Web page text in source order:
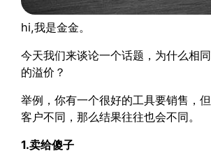
hi,我是金金。
今天我们来谈论一个话题，为什么相
的溢价？
举例，你有一个很好的工具要销售，
客户不同，那么结果往往也会不同。
1.卖给傻子